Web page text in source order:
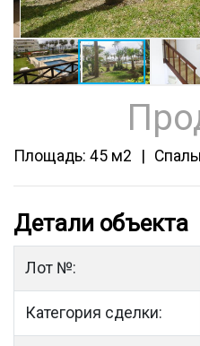
Площадь: 45 м2
Детали объекта
Лот №:
Категория сделки: